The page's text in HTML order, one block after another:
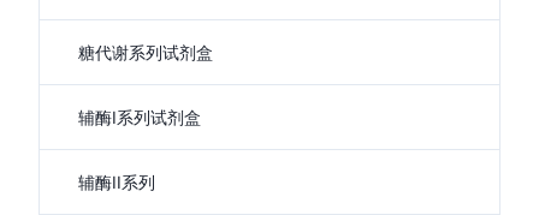
糖代谢系列试剂盒
辅酶I系列试剂盒
辅酶II系列